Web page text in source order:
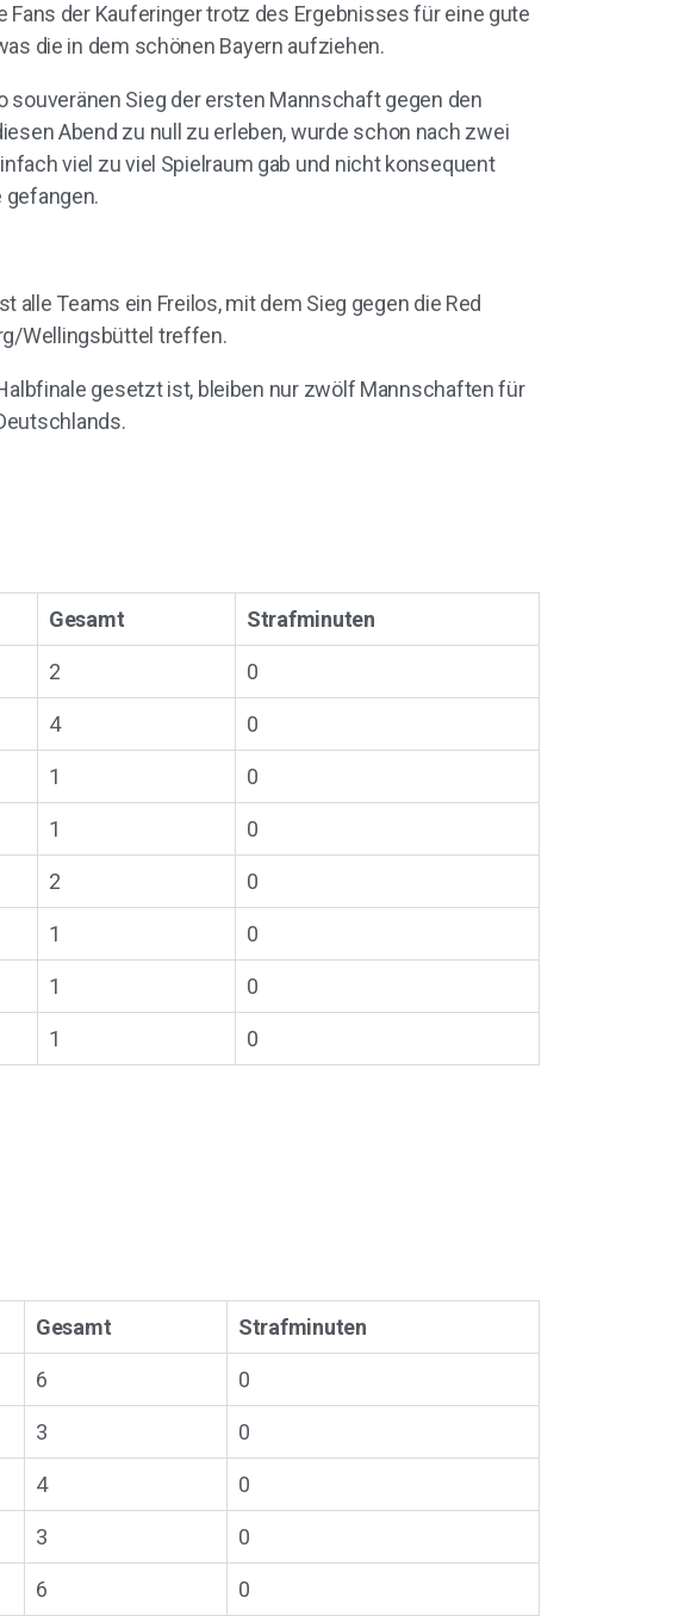
der Kauferinger trotz des Ergebnisses für eine gute
die in dem schönen Bayern aufziehen.
Sieg der ersten Mannschaft gegen den
Abend zu null zu erleben, wurde schon nach zwei
viel zu viel Spielraum gab und nicht konsequent
gefangen.
Teams ein Freilos, mit dem Sieg gegen die Red
Wellingsbüttel treffen.
gesetzt ist, bleiben nur zwölf Mannschaften für
Gesamt Strafminuten
2 0
4 0
1 0
1 0
2 0
1 0
1 0
1 0
Gesamt Strafminuten
6 0
3 0
4 0
3 0
6 0